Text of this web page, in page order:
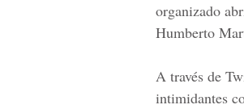
organizado
Humberto
A través de
intimidantes